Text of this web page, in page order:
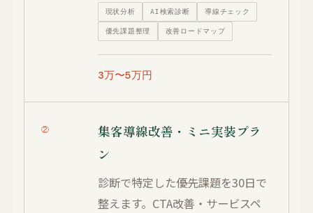
現状分析 AI検索診断 導線チェック
優先課題整理 改善ロードマップ
3万〜5万円
②
集客導線改善・ミニ実装プラ
ン
診断で特定した優先課題を30日で
整えます。CTA改善・サービスペ